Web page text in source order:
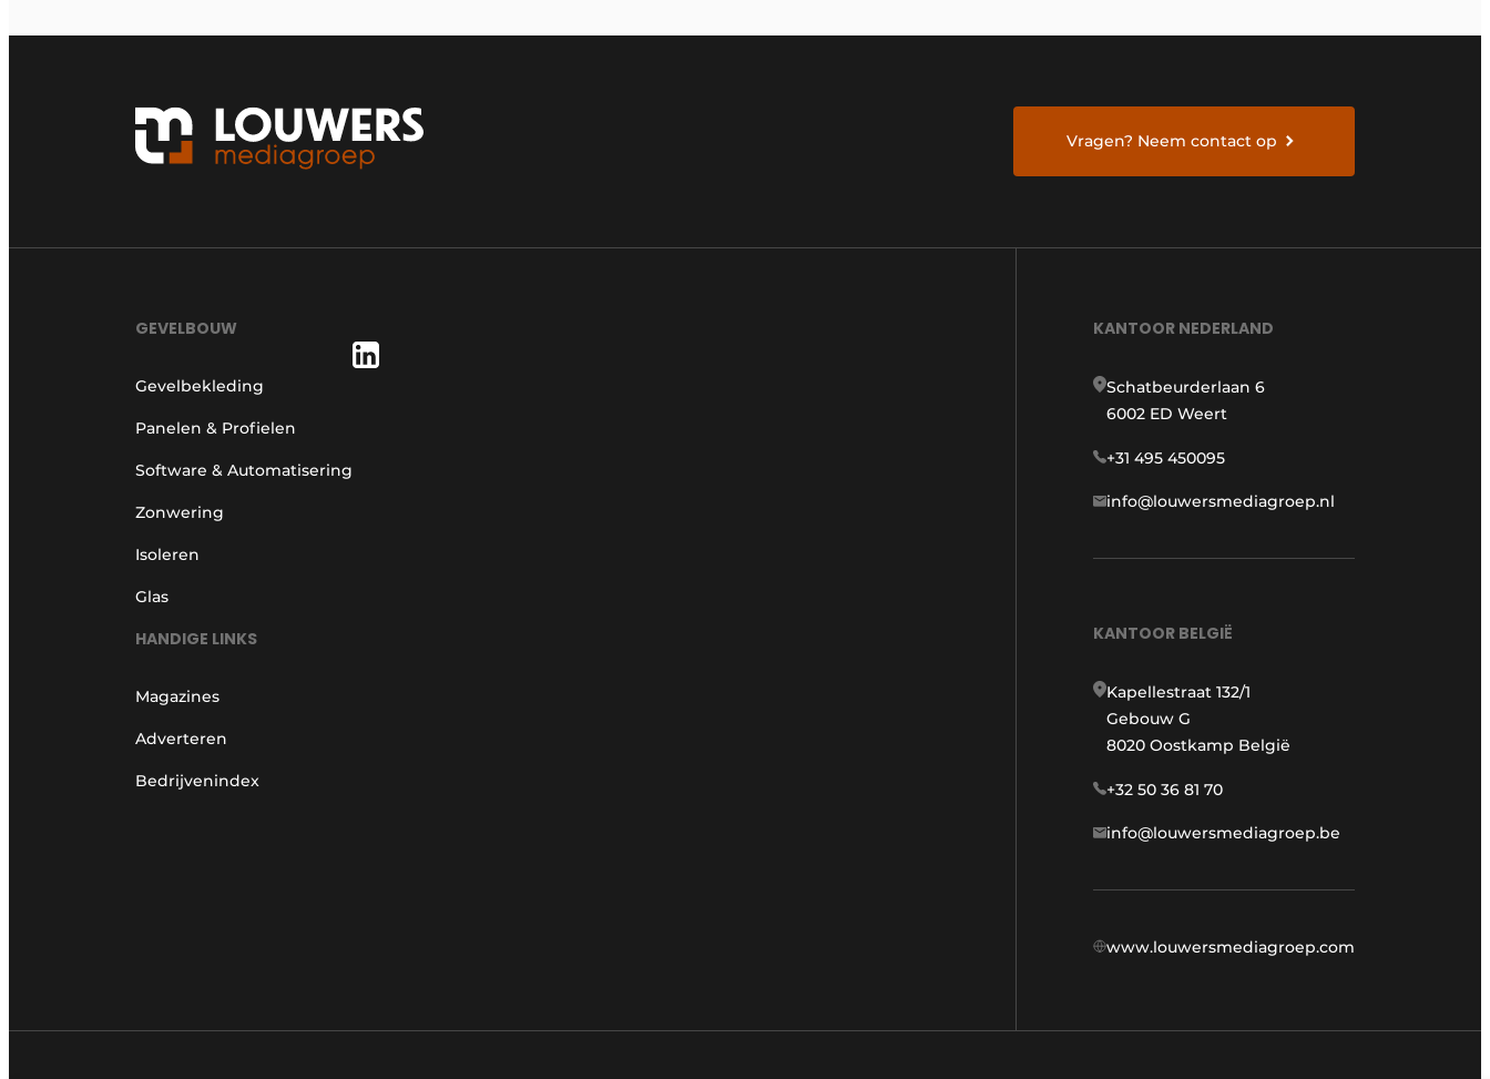
Vragen? Neem contact op
GEVELBOUW
Gevelbekleding
Panelen & Profielen
Software & Automatisering
Zonwering
Isoleren
Glas
HANDIGE LINKS
Magazines
Adverteren
Bedrijvenindex
KANTOOR NEDERLAND
Schatbeurderlaan 6
6002 ED Weert
+31 495 450095
info@louwersmediagroep.nl
KANTOOR BELGIË
Kapellestraat 132/1
Gebouw G
8020 Oostkamp België
+32 50 36 81 70
info@louwersmediagroep.be
www.louwersmediagroep.com